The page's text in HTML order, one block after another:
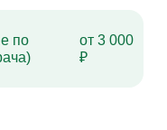
по
от 3 000
₽